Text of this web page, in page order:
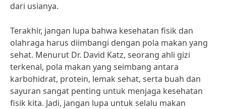
dari usianya.
Terakhir, jangan lupa bahwa kesehatan fisik dan
olahraga harus diimbangi dengan pola makan yang
sehat. Menurut Dr. David Katz, seorang ahli gizi
terkenal, pola makan yang seimbang antara
karbohidrat, protein, lemak sehat, serta buah dan
sayuran sangat penting untuk menjaga kesehatan
fisik kita. Jadi, jangan lupa untuk selalu makan